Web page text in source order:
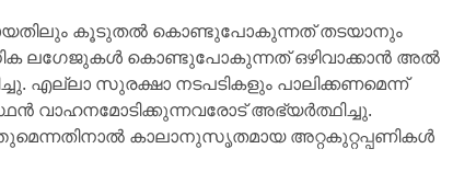
കൂടുതൽ കൊണ്ടുപോകുന്നത് തടയാനും
ലഗേജുകൾ കൊണ്ടുപോകുന്നത് ഒഴിവാക്കാൻ അൽ
എല്ലാ സുരക്ഷാ നടപടികളും പാലിക്കണമെന്ന്
വാഹനമോടിക്കുന്നവരോട് അഭ്യർത്ഥിച്ചു.
കാലാനുസൃതമായ അറ്റകുറ്റപ്പണികൾ